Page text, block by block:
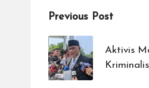
Post
Previous Post
Aktivis